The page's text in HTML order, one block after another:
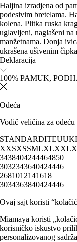
Haljina izradjena od
podesivim bretelama.
kolena. Plitka ruska
uglavljeni, naglašeni na
manžetnama. Donja
ukrašena ušivenim
Deklaracija
100% PAMUK,
Odeća
Vodič veličina za odeću
STANDARDITEUUK
XXSXSSMLXLXXL
3438404244464850
3032343640424446
2681012141618
3034363840424446
Ovaj sajt koristi
Miamaya koristi
korisničko iskustvo
personalizovanog